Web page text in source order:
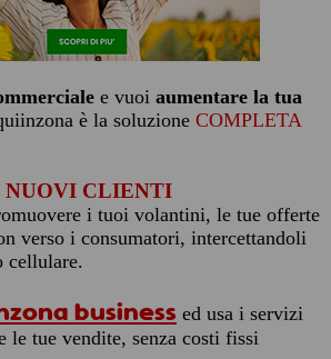
e vuoi aumentare la tua
è la soluzione COMPLETA
NUOVI CLIENTI
i tuoi volantini, le tue offerte
verso i consumatori, intercettandoli
cellulare.
business ed usa i servizi
le tue vendite, senza costi fissi